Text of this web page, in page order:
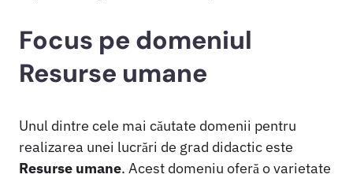
Focus pe domeniul
Resurse umane
Unul dintre cele mai căutate domenii pentru
realizarea unei lucrări de grad didactic este
Resurse umane. Acest domeniu oferă o varietate